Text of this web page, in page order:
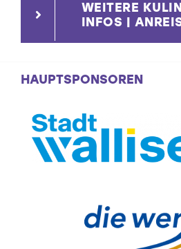
WEITERE
INFOS |
HAUPTSPONSOREN